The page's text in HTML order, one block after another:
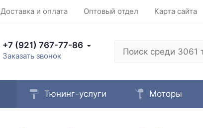
Доставка и оплата Оптовый отдел Карта сайта
+7 (921) 767-77-86
Заказать звонок
Тюнинг-услуги Моторы